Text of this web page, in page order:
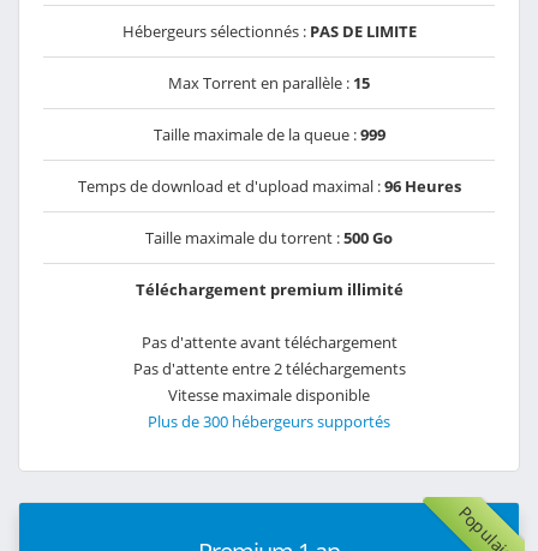
Hébergeurs sélectionnés : PAS DE LIMITE
Max Torrent en parallèle : 15
Taille maximale de la queue :999
Temps de download et d'upload maximal :96 Heures
Taille maximale du torrent :500 Go
Téléchargement premium illimité
Pas d'attente avant téléchargement
Pas d'attente entre 2 téléchargements
Vitesse maximale disponible
Plus de 300 hébergeurs supportés
Populaire